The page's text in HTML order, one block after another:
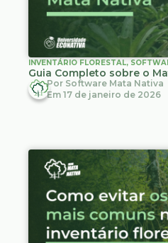
INVENTÁRIO FLORESTAL,
Guia Completo sobre o
PorSoftware Mata Nativa
Em 17 de janeiro de 2026